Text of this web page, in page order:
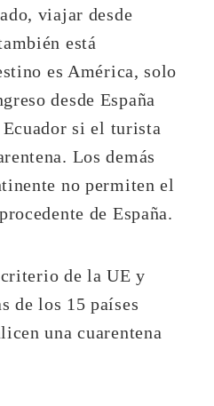
viajar desde
está
es América, solo
desde España
si el turista
Los demás
no permiten el
de España.
de la UE y
de los 15 países
una cuarentena